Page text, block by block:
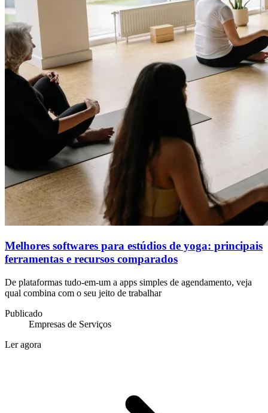
Melhores softwares para estúdios de yoga: principais
ferramentas e recursos comparados
De plataformas tudo-em-um a apps simples de agendamento, veja
qual combina com o seu jeito de trabalhar
Publicado
Empresas de Serviços
Ler agora